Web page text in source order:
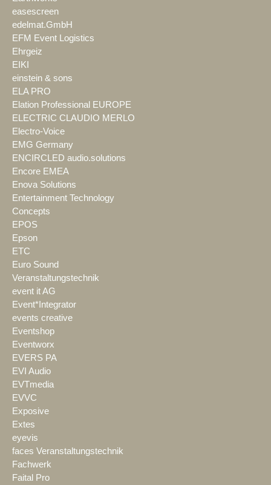
easescreen
edelmat.GmbH
EFM Event Logistics
Ehrgeiz
EIKI
einstein & sons
ELA PRO
Elation Professional EUROPE
ELECTRIC CLAUDIO MERLO
Electro-Voice
EMG Germany
ENCIRCLED audio.solutions
Encore EMEA
Enova Solutions
Entertainment Technology
Concepts
EPOS
Epson
ETC
Euro Sound
Veranstaltungstechnik
event it AG
Event*Integrator
events creative
Eventshop
Eventworx
EVERS PA
EVI Audio
EVTmedia
EVVC
Exposive
Extes
eyevis
faces Veranstaltungstechnik
Fachwerk
Faital Pro